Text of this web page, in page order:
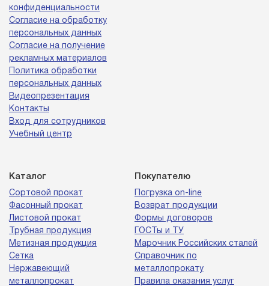
конфиденциальности
Согласие на обработку
персональных данных
Согласие на получение
рекламных материалов
Политика обработки
персональных данных
Видеопрезентация
Контакты
Вход для сотрудников
Учебный центр
Каталог
Сортовой прокат
Фасонный прокат
Листовой прокат
Трубная продукция
Метизная продукция
Сетка
Нержавеющий
металлопрокат
Покупателю
Погрузка on-line
Возврат продукции
Формы договоров
ГОСТы и ТУ
Марочник Российских сталей
Справочник по
металлопрокату
Правила оказания услуг